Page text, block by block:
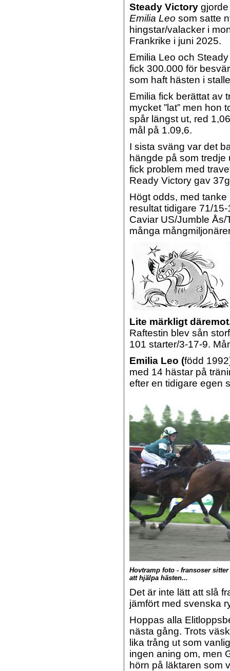
Steady Victory
Emilia Leo som satte
hingstar/valacker i
Frankrike i juni 2025.
Emilia Leo och
fick 300.000 för
som haft hästen i
Emilia fick berättat av
mycket ”lat” men hon
spår längst ut, red
mål på 1.09,6.
I sista sväng var det
hängde på som tredje
fick problem med
Ready Victory gav
Högt odds, med
resultat tidigare 71/
Caviar US/Jumble
många
Lite märkligt
Raftestin blev sån
101 starter/3-17-9.
Emilia Leo (född
med 14 hästar på
efter en tidigare egen
Hovtramp foto - fransoser
att hjälpa hästen...
Det är inte lätt att slå
jämfört med svenska
Hoppas alla
nästa gång. Trots
lika trång ut som
ingen aning om, men
hörn på läktaren som